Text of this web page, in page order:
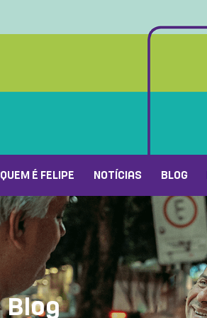
QUEM É FELIPE NOTÍCIAS BLOG
Blog